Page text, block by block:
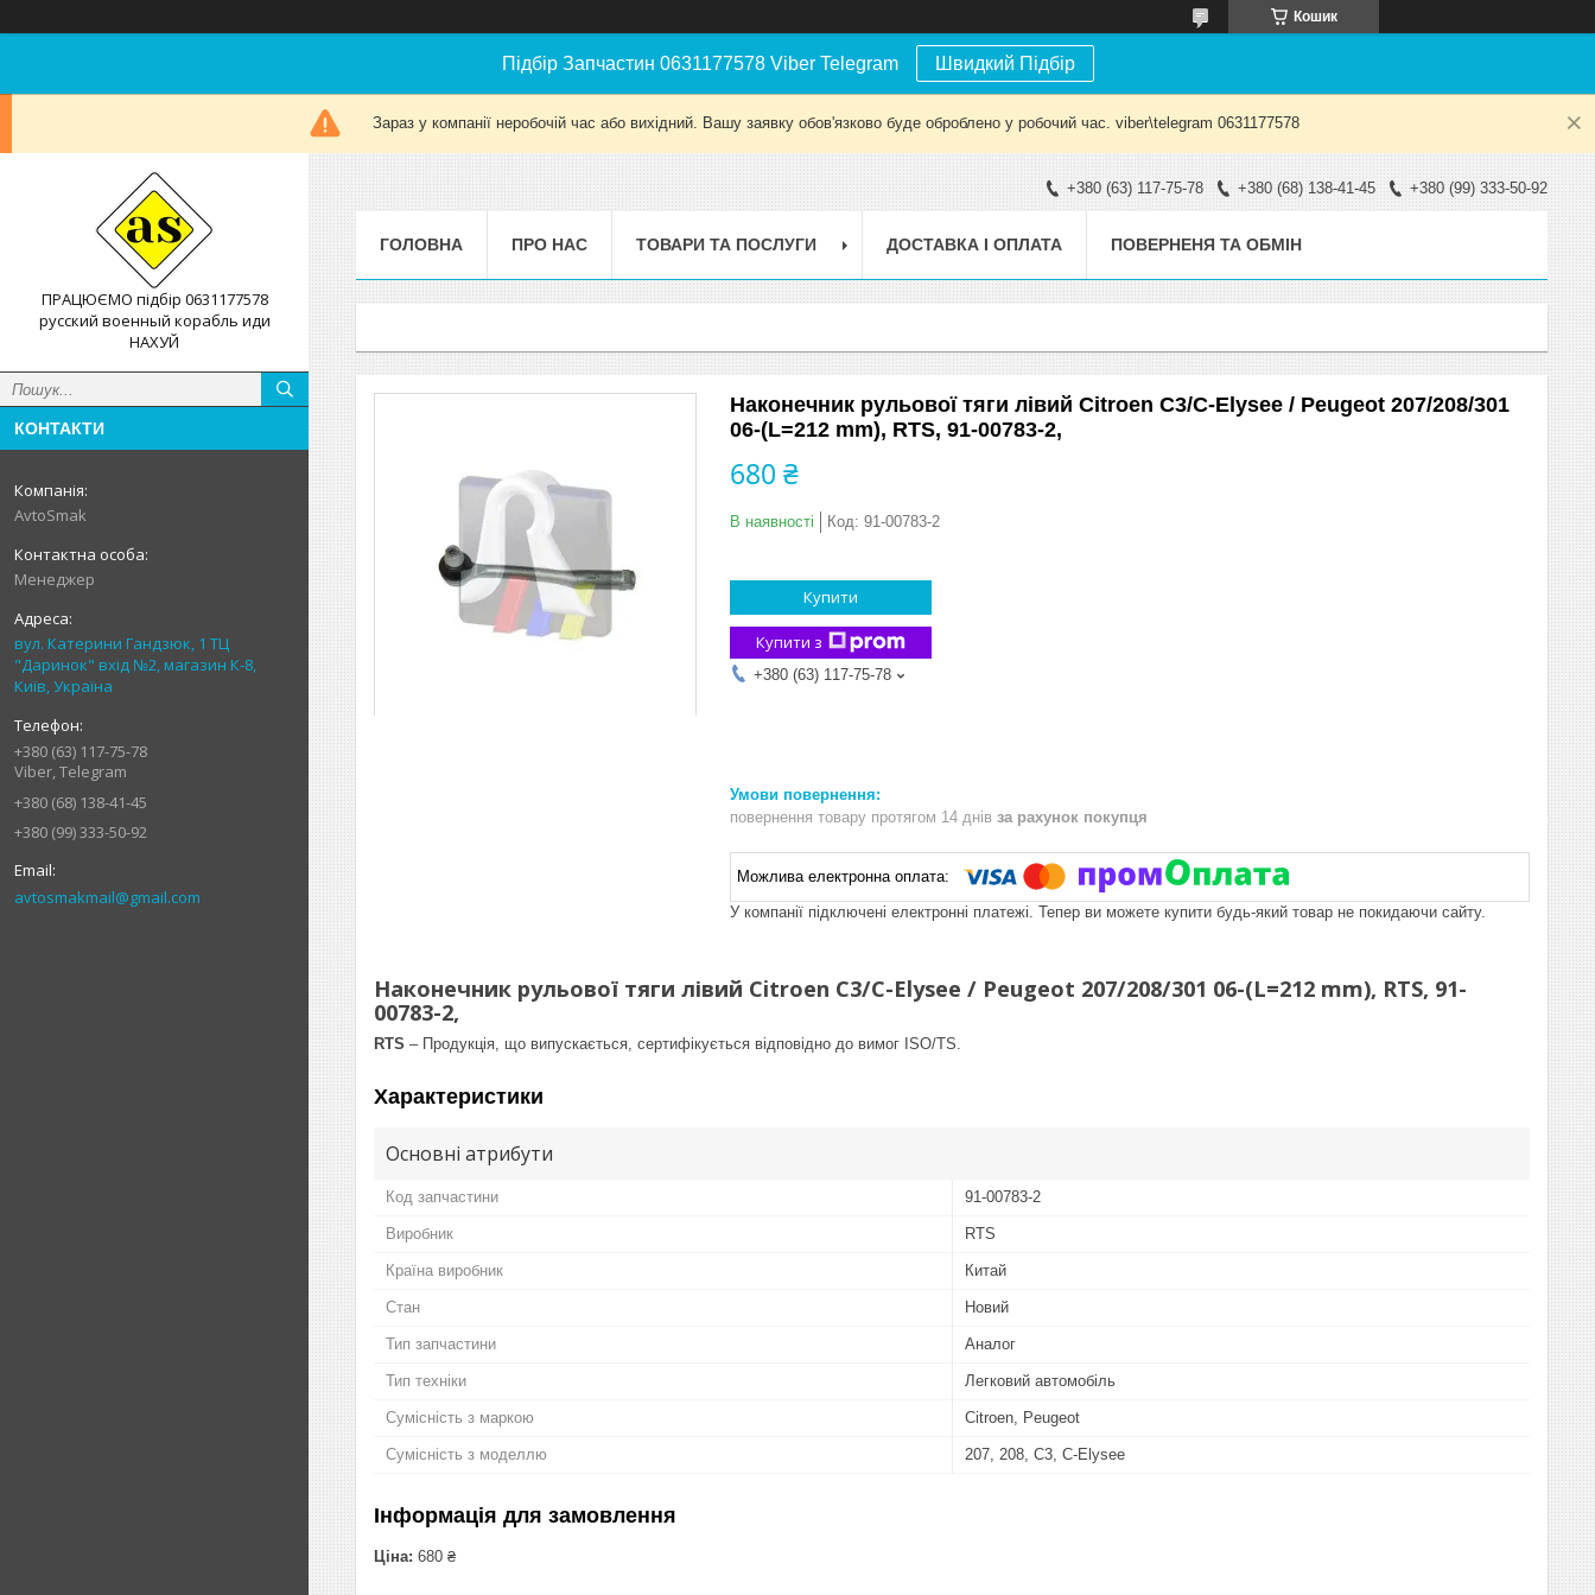
Кошик
Підбір Запчастин 0631177578 Viber Telegram Швидкий Підбір
Зараз у компанії неробочій час або вихідний. Вашу заявку обов'язково буде оброблено у робочий час. viber\telegram 0631177578
ПРАЦЮЄМО підбір 0631177578
русский военный корабль иди
НАХУЙ
КОНТАКТИ
AvtoSmak
Менеджер
вул. Катерини Гандзюк, 1 ТЦ
"Даринок" вхід №2, магазин К-8,
Київ, Україна
+380 (63) 117-75-78
Viber, Telegram
+380 (68) 138-41-45
+380 (99) 333-50-92
avtosmakmail@gmail.com
+380 (63) 117-75-78 +380 (68) 138-41-45 +380 (99) 333-50-92
ГОЛОВНА ПРО НАС ТОВАРИ ТА ПОСЛУГИ ДОСТАВКА І ОПЛАТА ПОВЕРНЕНЯ ТА ОБМІН
Наконечник рульової тяги лівий Citroen C3/C-Elysee / Peugeot 207/208/301
06-(L=212 mm), RTS, 91-00783-2,
680 ₴
В наявності Код: 91-00783-2
Купити
Купити з
+380 (63) 117-75-78
повернення товару протягом 14 днів за рахунок покупця
У компанії підключені електронні платежі. Тепер ви можете купити будь-який товар не покидаючи сайту.
Наконечник рульової тяги лівий Citroen C3/C-Elysee / Peugeot 207/208/301 06-(L=212 mm), RTS, 91-
00783-2,
RTS – Продукція, що випускається, сертифікується відповідно до вимог ISO/TS.
Характеристики
Основні атрибути
Код запчастини 91-00783-2
Виробник RTS
Країна виробник Китай
Стан Новий
Тип запчастини Аналог
Тип техніки Легковий автомобіль
Сумісність з маркою Citroen, Peugeot
Сумісність з моделлю 207, 208, C3, C-Elysee
Інформація для замовлення
Ціна: 680 ₴